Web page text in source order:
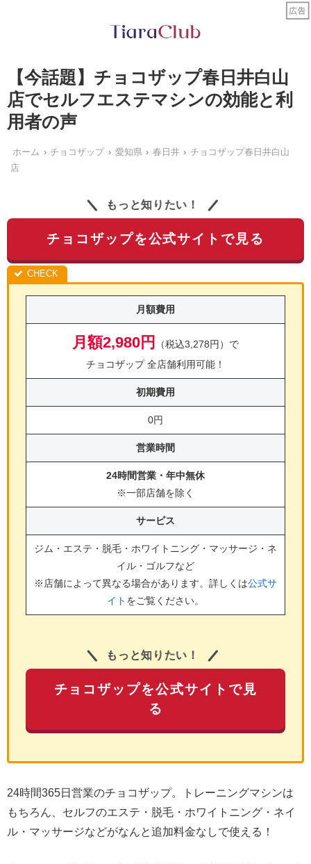
【今話題】チョコザップ春日井白山
店でセルフエステマシンの効能と利
用者の声
ホーム チョコザップ 愛知県 春日井
チョコザップ春日井白山
店
もっと知りたい！
チョコザップを公式サイトで見る
月額費用
月額2,980円
（税込3,278円）で
チョコザップ 全店舗利用可能！
初期費用
0円
営業時間
24時間営業・年中無休
※一部店舗を除く
サービス
ジム・エステ・脱毛・ホワイトニング・マッサージ・ネ
イル・ゴルフなど
※店舗によって異なる場合があります。詳しくは公式サ
イト をご覧ください。
もっと知りたい！
チョコザップを公式サイトで見
る
24時間365日営業のチョコザップ。トレーニングマシンは
もちろん、セルフのエステ・脱毛・ホワイトニング・ネイ
ル・マッサージなどがなんと追加料金なしで使える！